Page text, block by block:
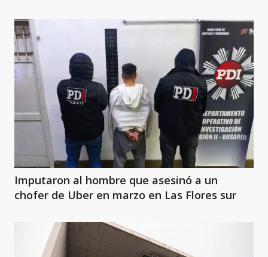
Imputaron al hombre que asesinó a un
chofer de Uber en marzo en Las Flores sur